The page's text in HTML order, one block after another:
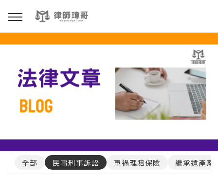
回主選單
免費影音資源
Youtube
全部 民事刑事訴訟 車禍理賠保險 繼承遺產家